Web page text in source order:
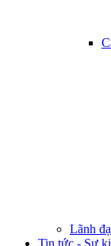
Lãnh
Tin tức - Sự